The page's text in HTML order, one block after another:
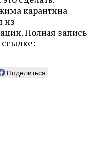
карантина
из
Полная запись
Поделиться